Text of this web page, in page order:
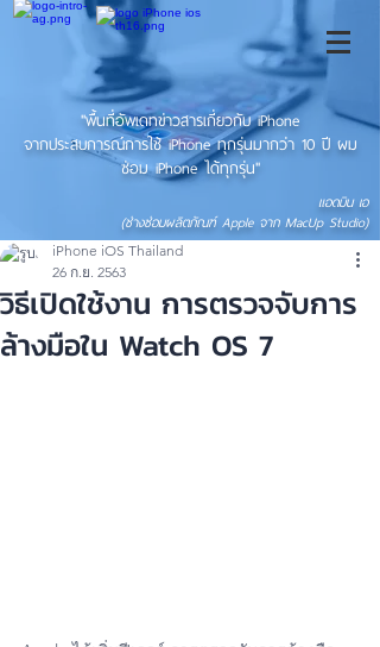
"พื้นที่อัพเดทข่าวสารเกี่ยวกับ iPhone
จากประสบการณ์การใช้ iPhone ทุกรุ่นมากว่า 10 ปี ผม
ซ่อม iPhone ได้ทุกรุ่น"
แอดมิน เอ
(ช่างซ่อมผลิตภัณฑ์ Apple จาก MacUp Studio)
วิธีเปิดใช้งาน การตรวจจับการ
ล้างมือใน Watch OS 7
iPhone iOS Thailand
26 ก.ย. 2563